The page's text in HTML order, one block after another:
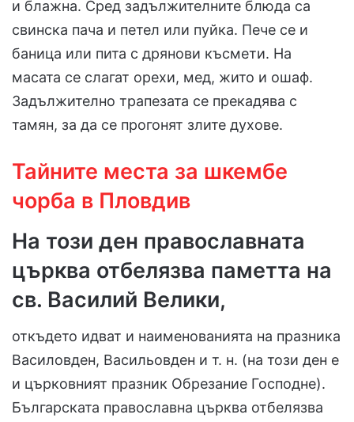
и блажна. Сред задължителните блюда са
свинска пача и петел или пуйка. Пече се и
баница или пита с дрянови късмети. На
масата се слагат орехи, мед, жито и ошаф.
Задължително трапезата се прекадява с
тамян, за да се прогонят злите духове.
Тайните места за шкембе
чорба в Пловдив
На този ден православната
църква отбелязва паметта на
св. Василий Велики,
откъдето идват и наименованията на празника
Василовден, Васильовден и т. н. (на този ден е
и църковният празник Обрезание Господне).
Българската православна църква отбелязва